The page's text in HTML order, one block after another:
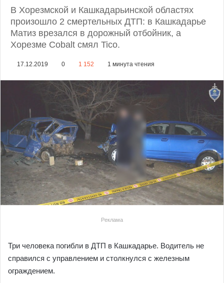
В Хорезмской и Кашкадарьинской областях
произошло 2 смертельных ДТП: в Кашкадарье
Матиз врезался в дорожный отбойник, а
Хорезме Cobalt смял Tico.
17.12.2019 0 1 152 1 минута чтения
Реклама
Три человека погибли в ДТП в Кашкадарье. Водитель не
справился с управлением и столкнулся с железным
ограждением.